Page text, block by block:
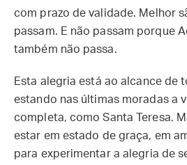
com prazo de validade. Melhor
passam. E não passam porque
também não passa.
Esta alegria está ao alcance de
estando nas últimas moradas a
completa, como Santa Teresa.
estar em estado de graça, em
para experimentar a alegria de